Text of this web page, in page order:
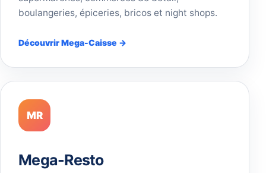
boulangeries, épiceries, bricos et night shops.
Découvrir Mega-Caisse →
MR
Mega-Resto